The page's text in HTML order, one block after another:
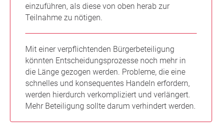
einzuführen, als diese von oben herab zur
Teilnahme zu nötigen.
Mit einer verpflichtenden Bürgerbeteiligung
könnten Entscheidungsprozesse noch mehr in
die Länge gezogen werden. Probleme, die eine
schnelles und konsequentes Handeln erfordern,
werden hierdurch verkompliziert und verlängert.
Mehr Beteiligung sollte darum verhindert werden.